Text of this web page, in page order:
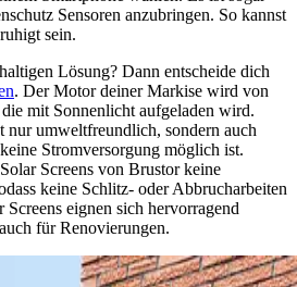
Sensoren anzubringen. So kannst
sein.
Lösung? Dann entscheide dich
. Der Motor deiner Markise wird von
mit Sonnenlicht aufgeladen wird.
nur umweltfreundlich, sondern auch
Stromversorgung möglich ist.
Screens von Brustor keine
keine Schlitz- oder Abbrucharbeiten
eignen sich hervorragend
für Renovierungen.